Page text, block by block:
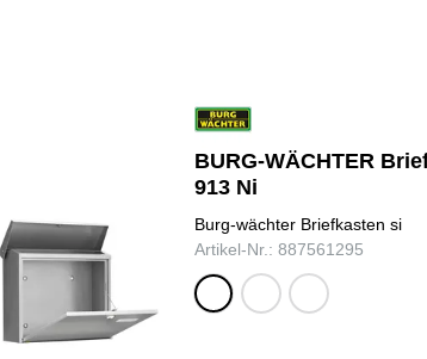
BURG-WÄCHTER
913 Ni
Burg-wächter Briefkasten si
Artikel-Nr.: 887561295
pulverbeschichtet
weiß,
pulverbeschichtet
schwarz,
pulverbeschichtet